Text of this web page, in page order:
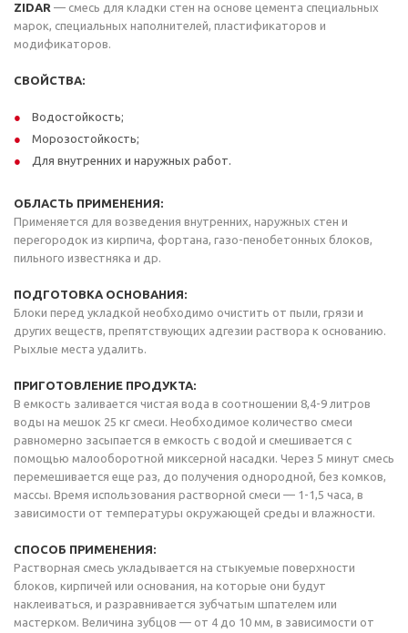
ZIDAR — смесь для кладки стен на основе цемента специальных
марок, специальных наполнителей, пластификаторов и
модификаторов.
СВОЙСТВА:
Водостойкость;
Морозостойкость;
Для внутренних и наружных работ.
ОБЛАСТЬ ПРИМЕНЕНИЯ:
Применяется для возведения внутренних, наружных стен и
перегородок из кирпича, фортана, газо-пенобетонных блоков,
пильного известняка и др.
ПОДГОТОВКА ОСНОВАНИЯ:
Блоки перед укладкой необходимо очистить от пыли, грязи и
других веществ, препятствующих адгезии раствора к основанию.
Рыхлые места удалить.
ПРИГОТОВЛЕНИЕ ПРОДУКТА:
В емкость заливается чистая вода в соотношении 8,4-9 литров
воды на мешок 25 кг смеси. Необходимое количество смеси
равномерно засыпается в емкость с водой и смешивается с
помощью малооборотной миксерной насадки. Через 5 минут смесь
перемешивается еще раз, до получения однородной, без комков,
массы. Время использования растворной смеси — 1-1,5 часа, в
зависимости от температуры окружающей среды и влажности.
СПОСОБ ПРИМЕНЕНИЯ:
Растворная смесь укладывается на стыкуемые поверхности
блоков, кирпичей или основания, на которые они будут
наклеиваться, и разравнивается зубчатым шпателем или
мастерком. Величина зубцов — от 4 до 10 мм, в зависимости от